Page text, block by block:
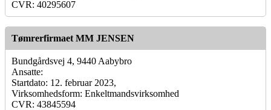
CVR: 40295607
Tømrerfirmaet MM JENSEN
Bundgårdsvej 4, 9440 Aabybro
Ansatte:
Startdato: 12. februar 2023,
Virksomhedsform: Enkeltmandsvirksomhed
CVR: 43845594